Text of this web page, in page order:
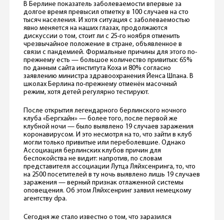
В Берлине показатель заболеваемости впервые за
долгое время превысил отметку в 100 случаев на сто
тысяч населения. И хотя ситуация с заболеваемостью
явно меняется на наших глазах, продолжаются
дискуссии о том, стоит ли с 25-го ноября отменить
чрезвычайное положение в стране, объявленное в
связи с пандемией. Формальные причины для этого по-
прежнему есть — большое количество привитых: 65%
по данным сайта института Коха и 80% согласно
заявлению министра здравоохранения Йенса Шпана. В
школах Берлина по-прежнему отменён масочный
режим, хотя детей регулярно тестируют.
После открытия легендарного берлинского ночного
клуба «Бергхайн» — более того, после первой же
клубной ночи — было выявлено 19 случаев заражения
коронавирусом. И это несмотря на то, что зайти в клуб
могли только привитые или переболевшие. Однако
Ассоциация берлинских клубов причин для
беспокойства не видит: напротив, по словам
представителя ассоциации Лутца Ляйхсенринга, то, что
на 2500 посетителей в ту ночь выявлено лишь 19 случаев
заражения — верный признак отлаженной системы
оповещения. Об этом Ляйхсенринг заявил немецкому
агентству dpa.
Сегодня же стало известно о том, что заразился